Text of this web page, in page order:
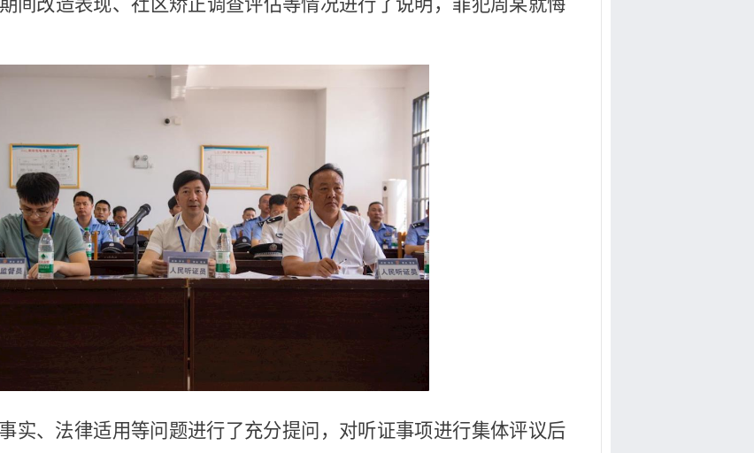
间改造表现、社区矫正调查评估等情况进行了说明，罪犯周某就悔
实、法律适用等问题进行了充分提问，对听证事项进行集体评议后